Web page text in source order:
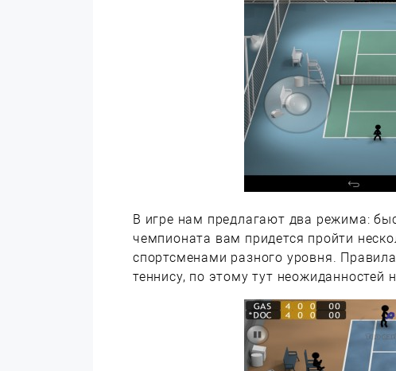
В игре нам предлагают два режима:
чемпионата вам придется пройти
спортсменами разного уровня.
теннису, по этому тут неожиданностей